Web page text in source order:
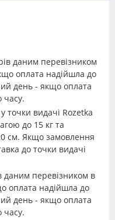
даним перевізником
оплата надійшла до
день - якщо оплата
часу.
точки видачі Rozetka
до 15 кг та
см. Якщо замовлення
до точки видачі
даним перевізником в
оплата надійшла до
день - якщо оплата
часу.